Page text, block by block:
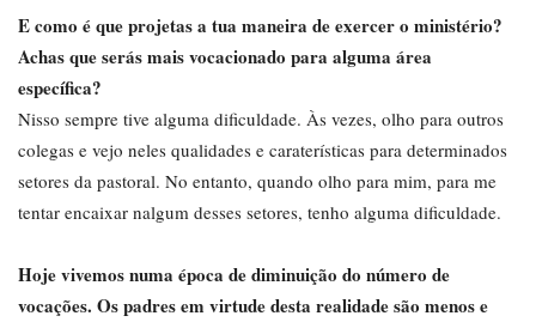
E como é que projetas a tua maneira de exercer o ministério?
Achas que serás mais vocacionado para alguma área
específica?
Nisso sempre tive alguma dificuldade. Às vezes, olho para outros
colegas e vejo neles qualidades e caraterísticas para determinados
setores da pastoral. No entanto, quando olho para mim, para me
tentar encaixar nalgum desses setores, tenho alguma dificuldade.
Hoje vivemos numa época de diminuição do número de
vocações. Os padres em virtude desta realidade são menos e